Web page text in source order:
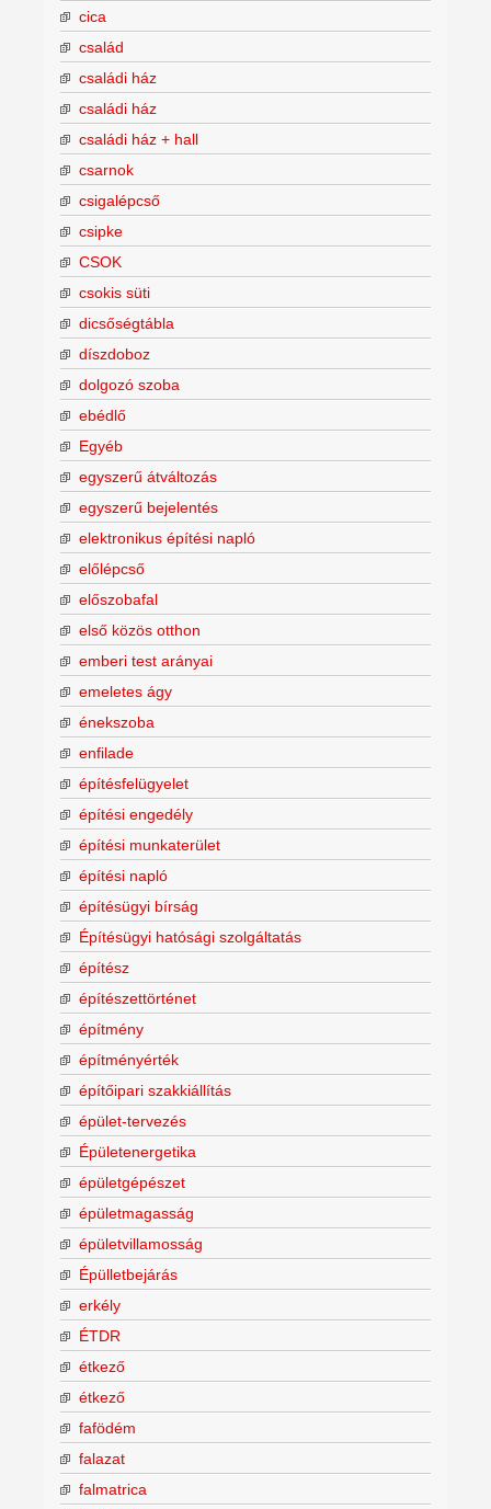
cica
család
családi ház
családi ház
családi ház + hall
csarnok
csigalépcső
csipke
CSOK
csokis süti
dicsőségtábla
díszdoboz
dolgozó szoba
ebédlő
Egyéb
egyszerű átváltozás
egyszerű bejelentés
elektronikus építési napló
előlépcső
előszobafal
első közös otthon
emberi test arányai
emeletes ágy
énekszoba
enfilade
építésfelügyelet
építési engedély
építési munkaterület
építési napló
építésügyi bírság
Építésügyi hatósági szolgáltatás
építész
építészettörténet
építmény
építményérték
építőipari szakkiállítás
épület-tervezés
Épületenergetika
épületgépészet
épületmagasság
épületvillamosság
Épülletbejárás
erkély
ÉTDR
étkező
étkező
fafödém
falazat
falmatrica